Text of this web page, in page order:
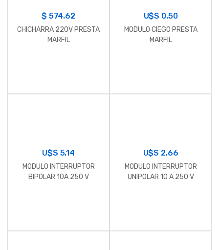
$ 574.62
CHICHARRA 220V PRESTA
MARFIL
U$S 0.50
MODULO CIEGO PRESTA
MARFIL
U$S 5.14
MODULO INTERRUPTOR
BIPOLAR 10A 250 V
U$S 2.66
MODULO INTERRUPTOR
UNIPOLAR 10 A 250 V